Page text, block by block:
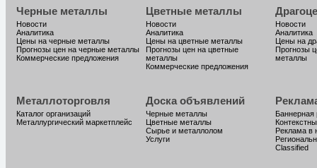
Черные металлы
Новости
Аналитика
Цены на черные металлы
Прогнозы цен на черные металлы
Коммерческие предложения
Цветные металлы
Новости
Аналитика
Цены на цветные металлы
Прогнозы цен на цветные
металлы
Коммерческие предложения
Новости
Аналитика
Цены на
Прогнозы
металлы
Металлоторговля
Каталог организаций
Металлургический маркетплейс
Доска объявлений
Черные металлы
Цветные металлы
Сырье и металлолом
Услуги
Баннерная
Реклама в
Classified